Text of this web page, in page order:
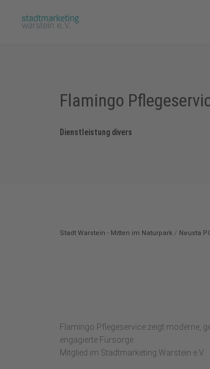
Flamingo
Dienstleistung divers
Stadt Warstein - Mitten im Naturpark / Neusta
Flamingo Pflegeservice zeigt moderne,
engagierte Fürsorge.
Mitglied im Stadtmarketing Warstein e.V.